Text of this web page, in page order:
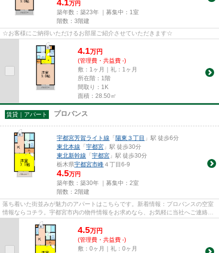
4.1万円
築年数：築23年 ｜募集中： 1室
階数：3階建
☆お客様にご納得いただけるお部屋ご紹介させていただきます☆
4.1万円
(管理費・共益費 -)
敷：1ヶ月｜礼：1ヶ月
所在階：1階
間取り：1K
面積：28.50㎡
賃貸｜アパート プロバンス
宇都宮芳賀ライト線 「陽東３丁目 」駅 徒歩6分
東北本線 「宇都宮 」駅 徒歩30分
東北新幹線 「宇都宮 」駅 徒歩30分
栃木県宇都宮市峰 ４丁目6-9
4.5万円
築年数：築30年 ｜募集中： 2室
階数：2階建
落ち着いた街並みが魅力のアパートはこちらです。新着情報：プロバンスの空室
情報ならコチラ。宇都宮市内の物件情報をお求めなら、お気軽に当社へご連絡下
さい。地域に密着しているの...
4.5万円
(管理費・共益費 -)
敷：0ヶ月｜礼：0ヶ月